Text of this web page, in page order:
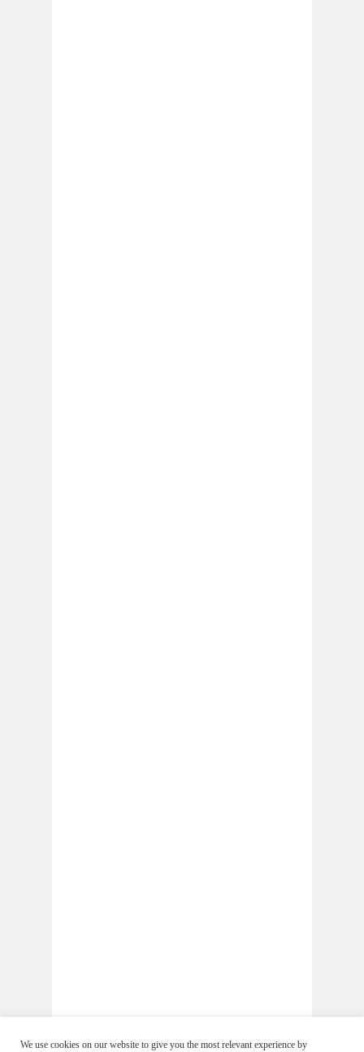
We use cookies on our website to give you the most relevant experience by